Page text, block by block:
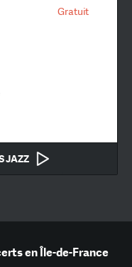
Gratuit
JAZZ
en Île-de-France